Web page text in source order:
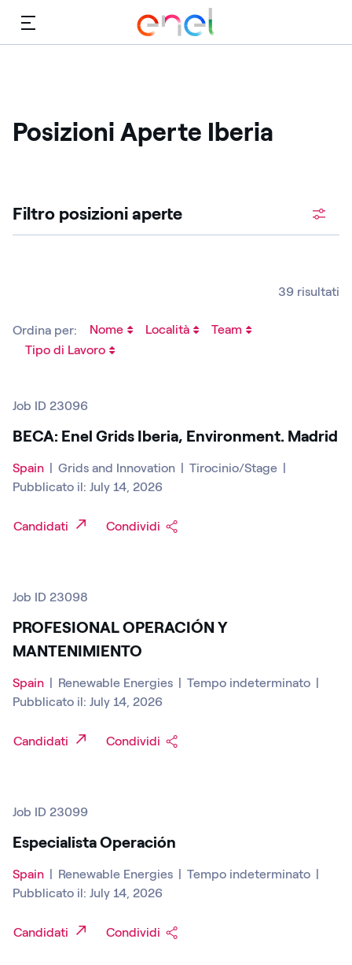
Menù
Posizioni Aperte Iberia ​
Filtro posizioni aperte ​
39 risultati
Ordina per:
Job ID 23096
BECA: Enel Grids Iberia, Environment. Madrid
Spain Grids and Innovation Tirocinio/Stage
Pubblicato il: July 14, 2026
Candidati Condividi
Job ID 23098
PROFESIONAL OPERACIÓN Y
MANTENIMIENTO
Spain Renewable Energies Tempo indeterminato
Pubblicato il: July 14, 2026
Candidati Condividi
Job ID 23099
Especialista Operación
Spain Renewable Energies Tempo indeterminato
Pubblicato il: July 14, 2026
Candidati Condividi